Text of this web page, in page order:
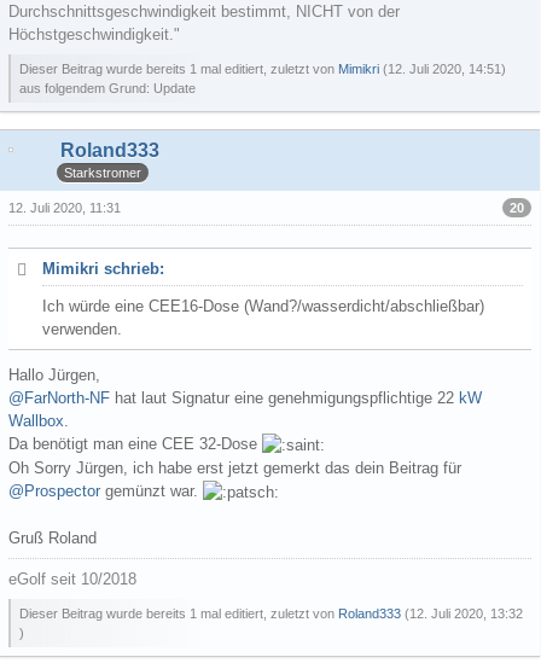
Durchschnittsgeschwindigkeit bestimmt, NICHT von der
Höchstgeschwindigkeit."
Dieser Beitrag wurde bereits 1 mal editiert, zuletzt von Mimikri (12. Juli 2020, 14:51 )
aus folgendem Grund: Update
Roland333
Starkstromer
20
12. Juli 2020, 11:31
Mimikri schrieb:
Ich würde eine CEE16-Dose (Wand?/wasserdicht/abschließbar)
verwenden.
Hallo Jürgen,
@FarNorth-NF hat laut Signatur eine genehmigungspflichtige 22 kW
Wallbox.
Da benötigt man eine CEE 32-Dose
Oh Sorry Jürgen, ich habe erst jetzt gemerkt das dein Beitrag für
@Prospector gemünzt war.
Gruß Roland
eGolf seit 10/2018
Dieser Beitrag wurde bereits 1 mal editiert, zuletzt von Roland333 (12. Juli 2020, 13:32
)